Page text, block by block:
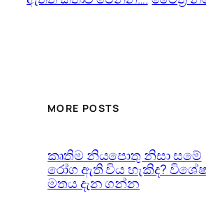
MORE POSTS
කෘතිම නියපොතු නිසා සමේ
රෝග ඇති විය හැකිද?
මතය දැන ගන්න